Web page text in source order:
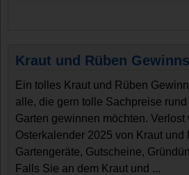
Kraut und Rüben
Ein tolles Kraut und Rüben
alle, die gern tolle Sachpreise
Garten gewinnen möchten. Verlost
Osterkalender 2025 von Kraut und
Gartengeräte, Gutscheine,
Falls Sie an dem Kraut und ...